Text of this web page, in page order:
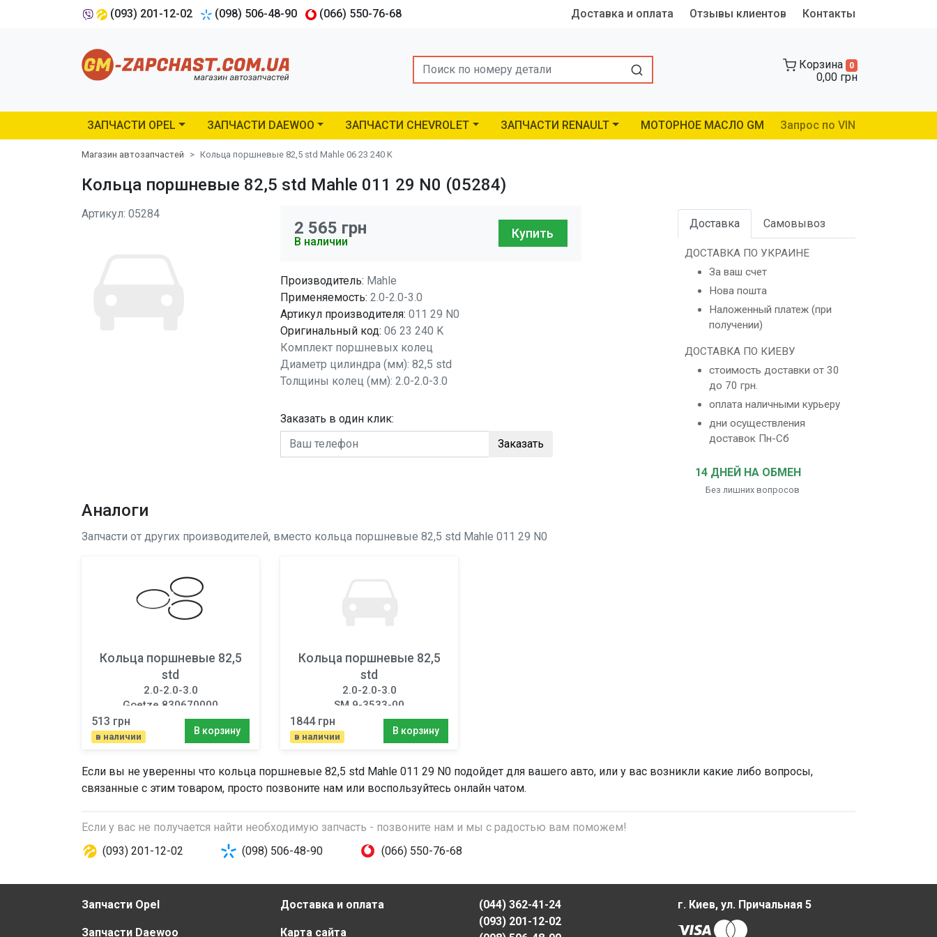
(093) 201-12-02 (098) 506-48-90 (066) 550-76-68 Доставка и оплата Отзывы клиентов Контакты
Search Корзина 0
0,00 грн
ЗАПЧАСТИ OPEL ЗАПЧАСТИ DAEWOO ЗАПЧАСТИ CHEVROLET ЗАПЧАСТИ RENAULT МОТОРНОЕ МАСЛО GM Запрос по VIN
Магазин автозапчастей Кольца поршневые 82,5 std Mahle 06 23 240 K
Кольца поршневые 82,5 std Mahle 011 29 N0 (05284)
Артикул: 05284
2 565 грн
В наличии
Купить
Производитель: Mahle
Применяемость: 2.0-2.0-3.0
Артикул производителя: 011 29 N0
Оригинальный код: 06 23 240 K
Комплект поршневых колец
Диаметр цилиндра (мм): 82,5 std
Толщины колец (мм): 2.0-2.0-3.0
Заказать в один клик:
Заказать
Доставка Самовывоз
ДОСТАВКА ПО УКРАИНЕ
За ваш счет
Нова пошта
Наложенный платеж (при
получении)
ДОСТАВКА ПО КИЕВУ
стоимость доставки от 30
до 70 грн.
оплата наличными курьеру
дни осуществления
доставок Пн-Сб
14 ДНЕЙ НА ОБМЕН
Без лишних вопросов
Аналоги
Запчасти от других производителей, вместо кольца поршневые 82,5 std Mahle 011 29 N0
Кольца поршневые 82,5
std
2.0-2.0-3.0
Goetze 830670000
513 грн
в наличии
В корзину
Кольца поршневые 82,5
std
2.0-2.0-3.0
SM 9-3533-00
1844 грн
в наличии
В корзину
Если вы не уверенны что кольца поршневые 82,5 std Mahle 011 29 N0 подойдет для вашего авто, или у вас возникли какие либо вопросы,
связанные с этим товаром, просто позвоните нам или воспользуйтесь онлайн чатом.
Если у вас не получается найти необходимую запчасть - позвоните нам и мы с радостью вам поможем!
(093) 201-12-02
(098) 506-48-90 (066) 550-76-68
Запчасти Opel
Запчасти Daewoo
Доставка и оплата
Карта сайта
(044) 362-41-24
(093) 201-12-02
г. Киев, ул. Причальная 5